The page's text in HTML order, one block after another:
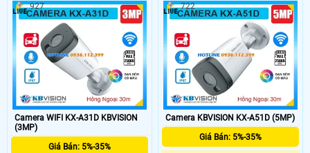
Camera WIFI KX-A31D KBVISION
(3MP)
Giá Bán: 5%-35%
927
Camera KBVISION KX-A51D (5MP)
Giá Bán: 5%-35%
722